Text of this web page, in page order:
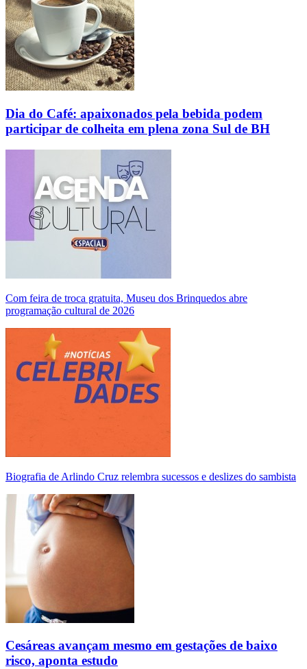
Dia do Café: apaixonados pela bebida podem
participar de colheita em plena zona Sul de BH
Com feira de troca gratuita, Museu dos Brinquedos abre
programação cultural de 2026
Biografia de Arlindo Cruz relembra sucessos e deslizes do sambista
Cesáreas avançam mesmo em gestações de baixo
risco, aponta estudo